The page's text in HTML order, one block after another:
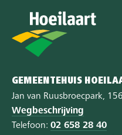
GEMEENTEHUIS
Jan van Ruusbroecpark,
Wegbeschrijving
Telefoon: 02 658 28 40